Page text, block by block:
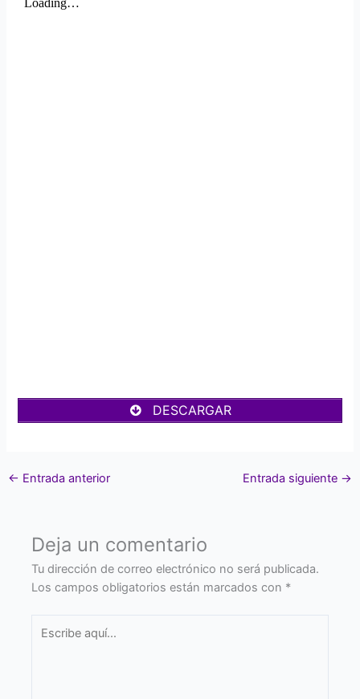
DESCARGAR
← Entrada anterior Entrada siguiente →
Deja un comentario
Tu dirección de correo electrónico no será publicada.
Los campos obligatorios están marcados con *
aquí...